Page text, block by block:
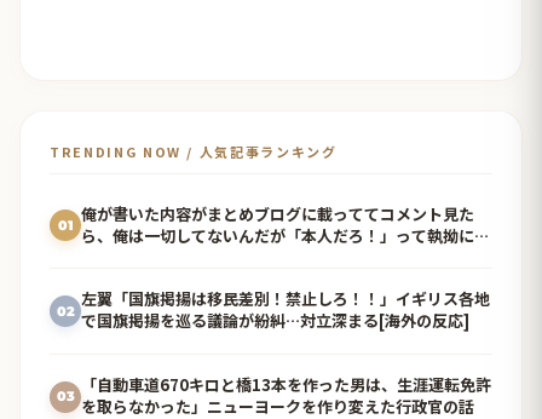
TRENDING NOW / 人気記事ランキング
01
俺が書いた内容がまとめブログに載っててコメント見た
ら、俺は一切してないんだが「本人だろ！」って執拗に絡
02
左翼「国旗掲揚は移民差別！禁止しろ！！」イギリス各地
で国旗掲揚を巡る議論が紛糾…対立深まる[海外の反応]
03
「自動車道670キロと橋13本を作った男は、生涯運転免許
を取らなかった」ニューヨークを作り変えた行政官の話